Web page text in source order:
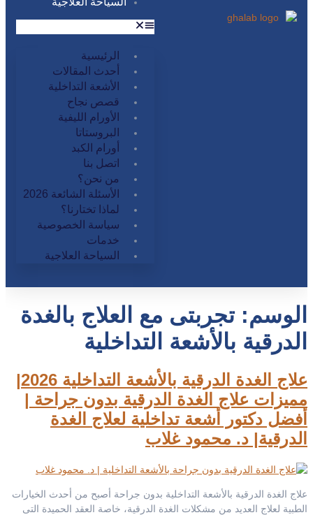
الرئيسية
أحدث المقالات
الأشعة التداخلية
قصص نجاح
الأورام الليفية
البروستاتا
أورام الكبد
اتصل بنا
من نحن؟
الأسئلة الشائعة 2026
لماذا تختارنا؟
سياسة الخصوصية
خدمات
السياحة العلاجية
الوسم:تجربتى مع العلاج بالغدة
الدرقية بالأشعة التداخلية
علاج الغدة الدرقية بالأشعة التداخلية 2026|
مميزات علاج الغدة الدرقية بدون جراحة |
أفضل دكتور أشعة تداخلية لعلاج الغدة
الدرقية| د. محمود غلاب
علاج الغدة الدرقية بالأشعة التداخلية بدون جراحة أصبح من أحدث الخيارات
الطبية لعلاج العديد من مشكلات الغدة الدرقية، خاصة العقد الحميدة التى